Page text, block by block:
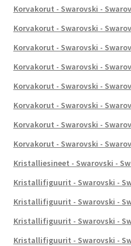
Korvakorut - Swarovski -
Korvakorut - Swarovski -
Korvakorut - Swarovski -
Korvakorut - Swarovski -
Korvakorut - Swarovski -
Korvakorut - Swarovski -
Korvakorut - Swarovski -
Korvakorut - Swarovski -
Kristalliesineet - Swarovski -
Kristallifiguurit - Swarovski -
Kristallifiguurit - Swarovski -
Kristallifiguurit - Swarovski -
Kristallifiguurit - Swarovski -